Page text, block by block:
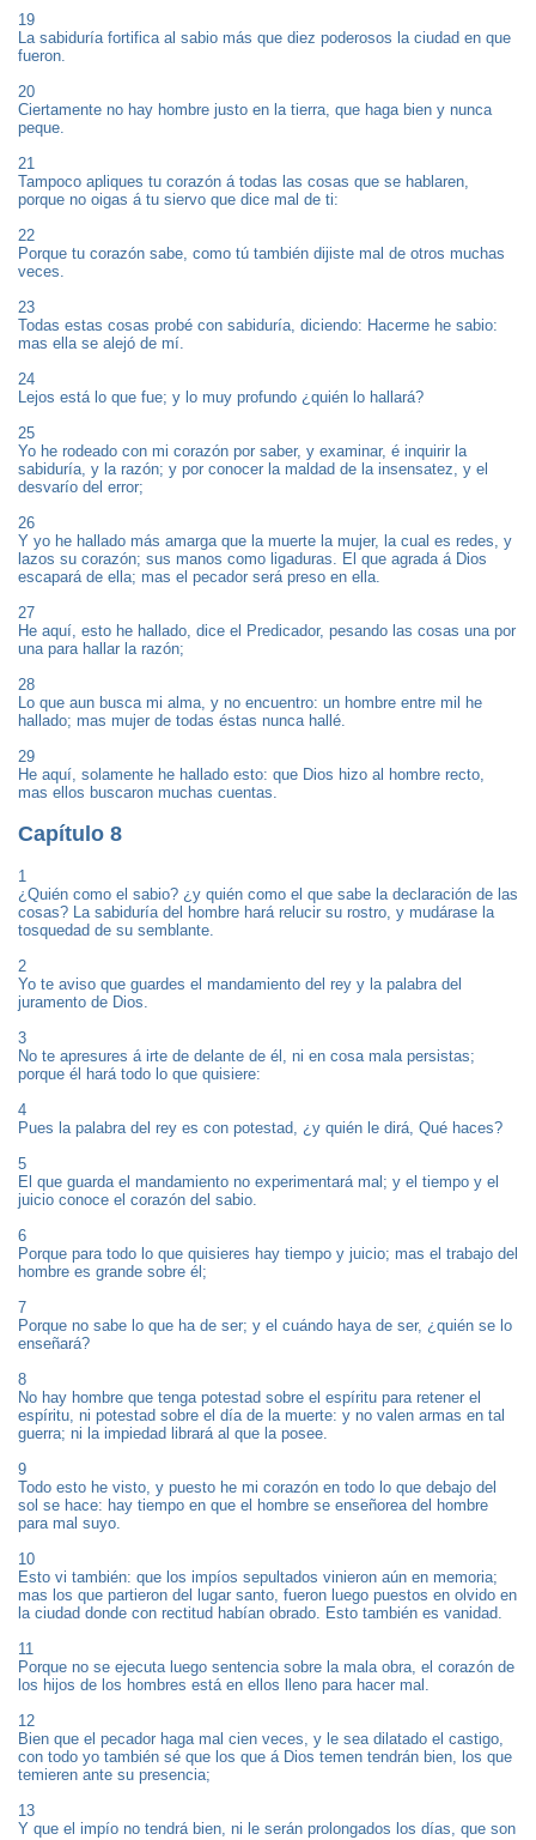
19
La sabiduría fortifica al sabio más que diez poderosos la ciudad en que
fueron.
20
Ciertamente no hay hombre justo en la tierra, que haga bien y nunca
peque.
21
Tampoco apliques tu corazón á todas las cosas que se hablaren,
porque no oigas á tu siervo que dice mal de ti:
22
Porque tu corazón sabe, como tú también dijiste mal de otros muchas
veces.
23
Todas estas cosas probé con sabiduría, diciendo: Hacerme he sabio:
mas ella se alejó de mí.
24
Lejos está lo que fue; y lo muy profundo ¿quién lo hallará?
25
Yo he rodeado con mi corazón por saber, y examinar, é inquirir la
sabiduría, y la razón; y por conocer la maldad de la insensatez, y el
desvarío del error;
26
Y yo he hallado más amarga que la muerte la mujer, la cual es redes, y
lazos su corazón; sus manos como ligaduras. El que agrada á Dios
escapará de ella; mas el pecador será preso en ella.
27
He aquí, esto he hallado, dice el Predicador, pesando las cosas una por
una para hallar la razón;
28
Lo que aun busca mi alma, y no encuentro: un hombre entre mil he
hallado; mas mujer de todas éstas nunca hallé.
29
He aquí, solamente he hallado esto: que Dios hizo al hombre recto,
mas ellos buscaron muchas cuentas.
Capítulo 8
1
¿Quién como el sabio? ¿y quién como el que sabe la declaración de las
cosas? La sabiduría del hombre hará relucir su rostro, y mudárase la
tosquedad de su semblante.
2
Yo te aviso que guardes el mandamiento del rey y la palabra del
juramento de Dios.
3
No te apresures á irte de delante de él, ni en cosa mala persistas;
porque él hará todo lo que quisiere:
4
Pues la palabra del rey es con potestad, ¿y quién le dirá, Qué haces?
5
El que guarda el mandamiento no experimentará mal; y el tiempo y el
juicio conoce el corazón del sabio.
6
Porque para todo lo que quisieres hay tiempo y juicio; mas el trabajo del
hombre es grande sobre él;
7
Porque no sabe lo que ha de ser; y el cuándo haya de ser, ¿quién se lo
enseñará?
8
No hay hombre que tenga potestad sobre el espíritu para retener el
espíritu, ni potestad sobre el día de la muerte: y no valen armas en tal
guerra; ni la impiedad librará al que la posee.
9
Todo esto he visto, y puesto he mi corazón en todo lo que debajo del
sol se hace: hay tiempo en que el hombre se enseñorea del hombre
para mal suyo.
10
Esto vi también: que los impíos sepultados vinieron aún en memoria;
mas los que partieron del lugar santo, fueron luego puestos en olvido en
la ciudad donde con rectitud habían obrado. Esto también es vanidad.
11
Porque no se ejecuta luego sentencia sobre la mala obra, el corazón de
los hijos de los hombres está en ellos lleno para hacer mal.
12
Bien que el pecador haga mal cien veces, y le sea dilatado el castigo,
con todo yo también sé que los que á Dios temen tendrán bien, los que
temieren ante su presencia;
13
Y que el impío no tendrá bien, ni le serán prolongados los días, que son